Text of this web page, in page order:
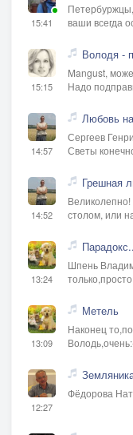
15:41
ваши всегда
15:15
Володя -
Mangust,
Надо
14:57
Любовь
Сергеев
Светы
14:52
Грешная
столом, или
13:24
Шпень
13:09
Метель
Наконец
12:27
Фёдорова